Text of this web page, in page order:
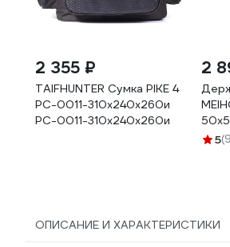
2 355 ₽
TAIFHUNTER Сумка PIKE 4
РС-0011-310x240x260и
РС-0011-310х240х260и
2
5
ОПИСАНИЕ И ХАРАКТЕРИСТИКИ